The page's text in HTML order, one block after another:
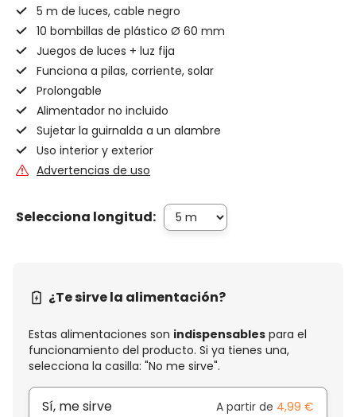
5 m de luces, cable negro
10 bombillas de plástico Ø 60 mm
Juegos de luces + luz fija
Funciona a pilas, corriente, solar
Prolongable
Alimentador no incluido
Sujetar la guirnalda a un alambre
Uso interior y exterior
Advertencias de uso
Selecciona longitud:
¿Te sirve la alimentación?
Estas alimentaciones son indispensables para el
funcionamiento del producto. Si ya tienes una,
selecciona la casilla: "No me sirve".
Sí, me sirve A partir de 4,99 €